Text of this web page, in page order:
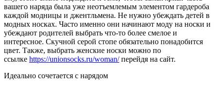
вашего наряда была уже неотъемлемым элементом гардероба
каждой модницы и джентльмена. Не нужно убеждать детей в
модных носках. Часто именно они начинают моду на носки и
убеждают родителей выбрать что-то более смелое и
интересное. Скучной серой стопе обязательно понадобится
цвет. Также, выбрать женские носки можно по
ссылке https://unionsocks.ru/woman/перейдя на сайт.
Идеально сочетается с нарядом